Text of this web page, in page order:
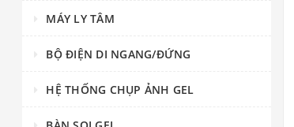
MÁY LY TÂM
BỘ ĐIỆN DI NGANG/ĐỨNG
HỆ THỐNG CHỤP ẢNH GEL